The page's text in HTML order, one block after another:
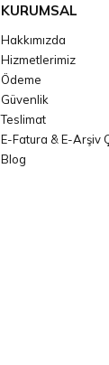
KURUMSAL
Hakkımızda
Hizmetlerimiz
Ödeme
Güvenlik
Teslimat
E-Fatura & E-Arşiv
Blog